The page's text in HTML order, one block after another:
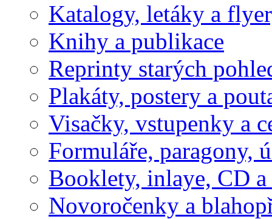
Katalogy, letáky a
Knihy a publikace
Reprinty starých
Plakáty, postery a
Visačky, vstupenky a
Formuláře, paragony,
Booklety, inlaye, CD
Novoročenky a